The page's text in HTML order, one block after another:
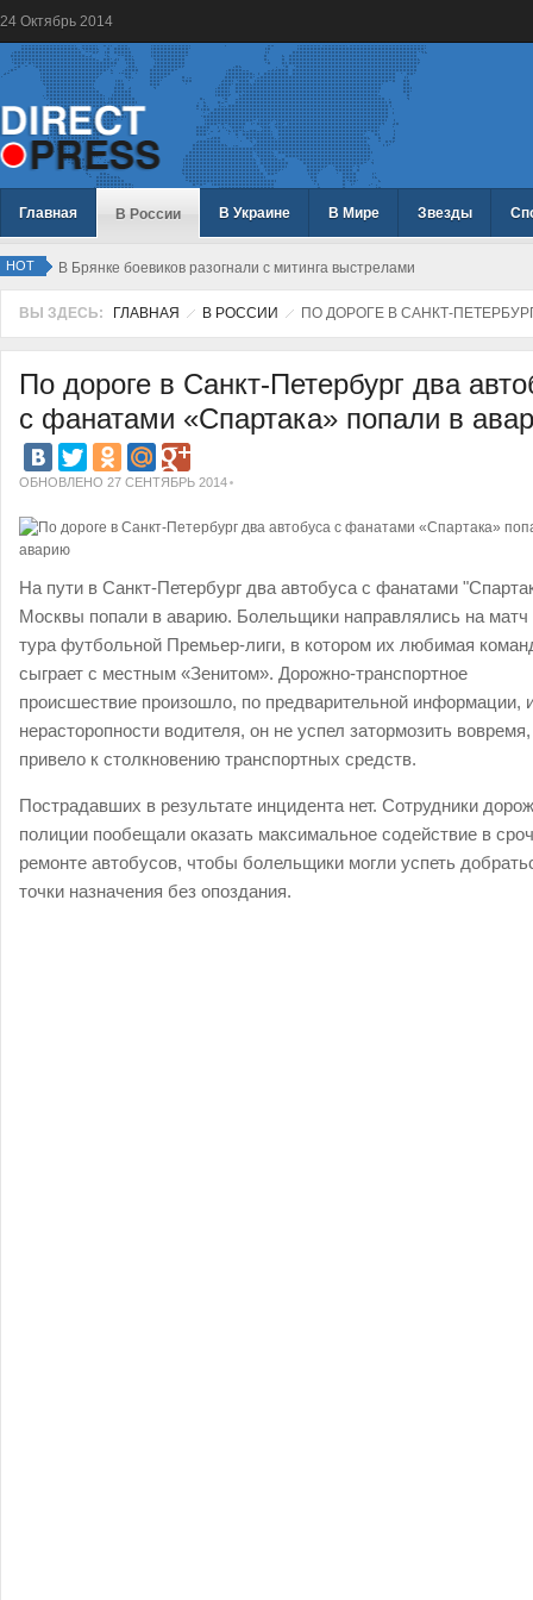
24 Октябрь 2014
Главная В России В Украине В Мире Звезды
HOT В Брянке боевиков разогнали с митинга выстрелами
ВЫ ЗДЕСЬ: ГЛАВНАЯ В РОССИИ ПО ДОРОГЕ В САНКТ-
По дороге в Санкт-Петербург два
с фанатами «Спартака» попали в
ОБНОВЛЕНО 27 СЕНТЯБРЬ 2014
На пути в Санкт-Петербург два автобуса с фанатами
Москвы попали в аварию. Болельщики направлялись на матч
тура футбольной Премьер-лиги, в котором их любимая
сыграет с местным «Зенитом». Дорожно-транспортное
происшествие произошло, по предварительной информации,
нерасторопности водителя, он не успел затормозить
привело к столкновению транспортных средств.
Пострадавших в результате инцидента нет. Сотрудники
полиции пообещали оказать максимальное содействие в
ремонте автобусов, чтобы болельщики могли успеть
точки назначения без опоздания.